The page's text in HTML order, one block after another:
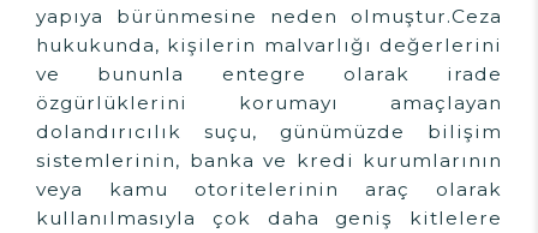
yapıya bürünmesine neden olmuştur.Ceza
hukukunda, kişilerin malvarlığı değerlerini
ve bununla entegre olarak irade
özgürlüklerini korumayı amaçlayan
dolandırıcılık suçu, günümüzde bilişim
sistemlerinin, banka ve kredi kurumlarının
veya kamu otoritelerinin araç olarak
kullanılmasıyla çok daha geniş kitlelere